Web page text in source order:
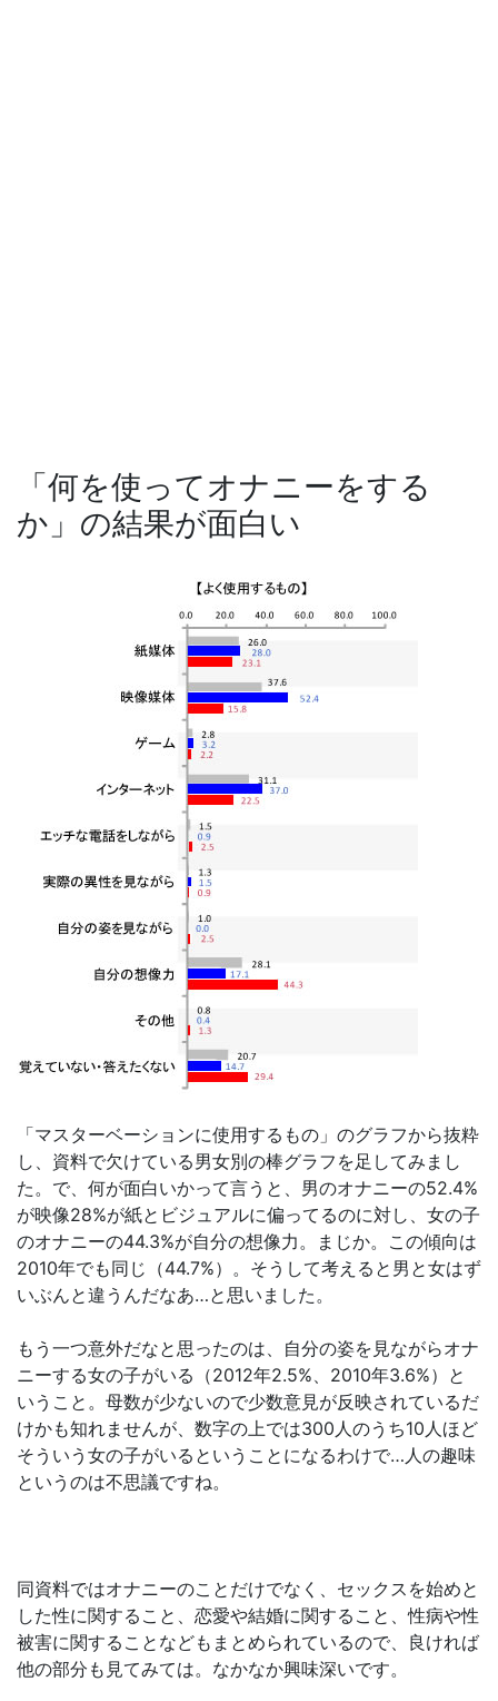
「何を使ってオナニーをする
か」の結果が面白い
「マスターベーションに使用するもの」のグラフから抜粋
し、資料で欠けている男女別の棒グラフを足してみまし
た。で、何が面白いかって言うと、男のオナニーの52.4%
が映像28%が紙とビジュアルに偏ってるのに対し、女の子
のオナニーの44.3%が自分の想像力。まじか。この傾向は
2010年でも同じ（44.7%）。そうして考えると男と女はず
いぶんと違うんだなあ…と思いました。
もう一つ意外だなと思ったのは、自分の姿を見ながらオナ
ニーする女の子がいる（2012年2.5%、2010年3.6%）と
いうこと。母数が少ないので少数意見が反映されているだ
けかも知れませんが、数字の上では300人のうち10人ほど
そういう女の子がいるということになるわけで…人の趣味
というのは不思議ですね。
同資料ではオナニーのことだけでなく、セックスを始めと
した性に関すること、恋愛や結婚に関すること、性病や性
被害に関することなどもまとめられているので、良ければ
他の部分も見てみては。なかなか興味深いです。